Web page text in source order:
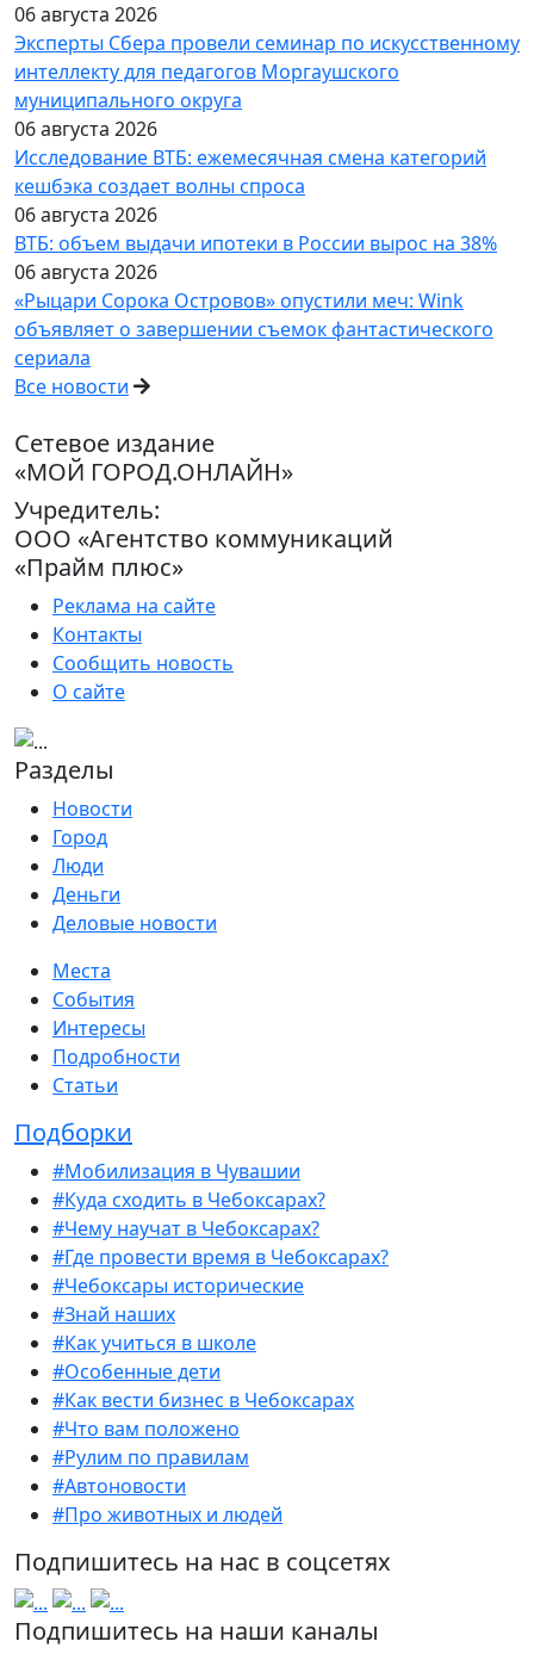
06 августа 2026
Эксперты Сбера провели семинар по искусственному
интеллекту для педагогов Моргаушского
муниципального округа
06 августа 2026
Исследование ВТБ: ежемесячная смена категорий
кешбэка создает волны спроса
06 августа 2026
ВТБ: объем выдачи ипотеки в России вырос на 38%
06 августа 2026
«Рыцари Сорока Островов» опустили меч: Wink
объявляет о завершении съемок фантастического
сериала
Все новости
Сетевое издание
«МОЙ ГОРОД.ОНЛАЙН»
Учредитель:
ООО «Агентство коммуникаций
«Прайм плюс»
Реклама на сайте
Контакты
Сообщить новость
О сайте
Разделы
Новости
Город
Люди
Деньги
Деловые новости
Места
События
Интересы
Подробности
Статьи
Подборки
#Мобилизация в Чувашии
#Куда сходить в Чебоксарах?
#Чему научат в Чебоксарах?
#Где провести время в Чебоксарах?
#Чебоксары исторические
#Знай наших
#Как учиться в школе
#Особенные дети
#Как вести бизнес в Чебоксарах
#Что вам положено
#Рулим по правилам
#Автоновости
#Про животных и людей
Подпишитесь на нас в соцсетях
Подпишитесь на наши каналы